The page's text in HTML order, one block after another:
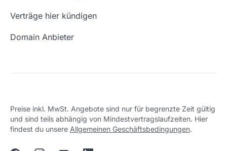
Wie ist meine IP?
Email Adresse erstellen
Verträge hier kündigen
Domain Anbieter
Preise inkl. MwSt. Angebote sind nur für begrenzte Zeit gültig
und sind teils abhängig von Mindestvertragslaufzeiten. Hier
findest du unsere Allgemeinen Geschäftsbedingungen.